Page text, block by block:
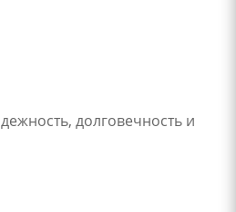
долговечность и